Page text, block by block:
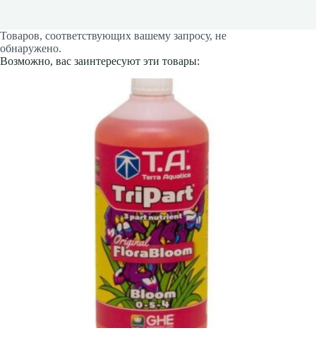
Товаров, соответствующих вашему запросу, не
обнаружено.
Возможно, вас заинтересуют эти товары: